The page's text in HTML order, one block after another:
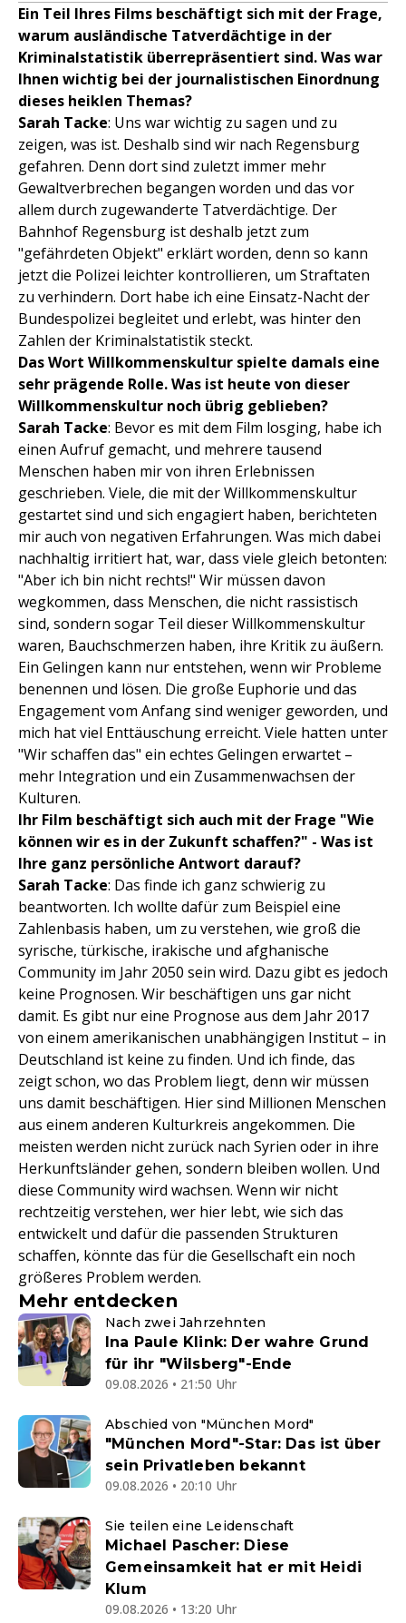
Ein Teil Ihres Films beschäftigt sich mit der Frage,
warum ausländische Tatverdächtige in der
Kriminalstatistik überrepräsentiert sind. Was war
Ihnen wichtig bei der journalistischen Einordnung
dieses heiklen Themas?
Sarah Tacke: Uns war wichtig zu sagen und zu
zeigen, was ist. Deshalb sind wir nach Regensburg
gefahren. Denn dort sind zuletzt immer mehr
Gewaltverbrechen begangen worden und das vor
allem durch zugewanderte Tatverdächtige. Der
Bahnhof Regensburg ist deshalb jetzt zum
"gefährdeten Objekt" erklärt worden, denn so kann
jetzt die Polizei leichter kontrollieren, um Straftaten
zu verhindern. Dort habe ich eine Einsatz-Nacht der
Bundespolizei begleitet und erlebt, was hinter den
Zahlen der Kriminalstatistik steckt.
Das Wort Willkommenskultur spielte damals eine
sehr prägende Rolle. Was ist heute von dieser
Willkommenskultur noch übrig geblieben?
Sarah Tacke: Bevor es mit dem Film losging, habe ich
einen Aufruf gemacht, und mehrere tausend
Menschen haben mir von ihren Erlebnissen
geschrieben. Viele, die mit der Willkommenskultur
gestartet sind und sich engagiert haben, berichteten
mir auch von negativen Erfahrungen. Was mich dabei
nachhaltig irritiert hat, war, dass viele gleich betonten:
"Aber ich bin nicht rechts!" Wir müssen davon
wegkommen, dass Menschen, die nicht rassistisch
sind, sondern sogar Teil dieser Willkommenskultur
waren, Bauchschmerzen haben, ihre Kritik zu äußern.
Ein Gelingen kann nur entstehen, wenn wir Probleme
benennen und lösen. Die große Euphorie und das
Engagement vom Anfang sind weniger geworden, und
mich hat viel Enttäuschung erreicht. Viele hatten unter
"Wir schaffen das" ein echtes Gelingen erwartet –
mehr Integration und ein Zusammenwachsen der
Kulturen.
Ihr Film beschäftigt sich auch mit der Frage "Wie
können wir es in der Zukunft schaffen?" - Was ist
Ihre ganz persönliche Antwort darauf?
Sarah Tacke: Das finde ich ganz schwierig zu
beantworten. Ich wollte dafür zum Beispiel eine
Zahlenbasis haben, um zu verstehen, wie groß die
syrische, türkische, irakische und afghanische
Community im Jahr 2050 sein wird. Dazu gibt es jedoch
keine Prognosen. Wir beschäftigen uns gar nicht
damit. Es gibt nur eine Prognose aus dem Jahr 2017
von einem amerikanischen unabhängigen Institut – in
Deutschland ist keine zu finden. Und ich finde, das
zeigt schon, wo das Problem liegt, denn wir müssen
uns damit beschäftigen. Hier sind Millionen Menschen
aus einem anderen Kulturkreis angekommen. Die
meisten werden nicht zurück nach Syrien oder in ihre
Herkunftsländer gehen, sondern bleiben wollen. Und
diese Community wird wachsen. Wenn wir nicht
rechtzeitig verstehen, wer hier lebt, wie sich das
entwickelt und dafür die passenden Strukturen
schaffen, könnte das für die Gesellschaft ein noch
größeres Problem werden.
Mehr entdecken
Nach zwei Jahrzehnten
Ina Paule Klink: Der wahre Grund
für ihr "Wilsberg"-Ende
09.08.2026 • 21:50 Uhr
Abschied von "München Mord"
"München Mord"-Star: Das ist über
sein Privatleben bekannt
09.08.2026 • 20:10 Uhr
Sie teilen eine Leidenschaft
Michael Pascher: Diese
Gemeinsamkeit hat er mit Heidi
Klum
09.08.2026 • 13:20 Uhr